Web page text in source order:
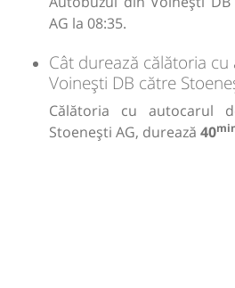
AG la 08:35.
Cât durează călătoria
Voinești DB către
Călătoria cu autocarul
Stoenești AG, durează 40